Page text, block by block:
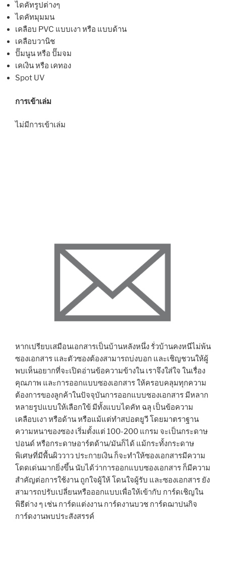
ไดคัทรูปต่างๆ
ไดคัทมุมมน
เคลือบ PVC แบบเงา หรือ แบบด้าน
เคลือบวานิช
ปั๊มนูน หรือ ปั๊มจม
เคเงิน หรือ เคทอง
Spot UV
การเข้าเล่ม
ไม่มีการเข้าเล่ม
หากเปรียบเสมือนเอกสารเป็นบ้านหลังหนึ่ง รั่วบ้านคงหนีไม่พ้น
ซองเอกสาร และตัวซองต้องสามารถบ่งบอก และเชิญชวนให้ผู้
พบเห็นอยากที่จะเปิดอ่านข้อความข้างใน เราจึงใส่ใจ ในเรื่อง
คุณภาพ และการออกแบบซองเอกสาร ให้ครอบคลุมทุกความ
ต้องการของลูกค้าในปัจจุบันการออกแบบซองเอกสาร มีหลาก
หลายรูปแบบให้เลือกใข้ มีทั้งแบบไดคัท ฉลุ เป็นข้อความ
เคลือบเงา หรือด้าน หรือแม้แต่ทำสปอตยูวี โดยมาตราฐาน
ความหนาของซอง เริ่มตั้งแต่ 100-200 แกรม จะเป็นกระดาษ
ปอนด์ หรือกระดาษอาร์ตด้าน/มันก็ได้ แม้กระทั้งกระดาษ
พิเศษที่มีพื้นผิววาว ประกายเงิน ก็จะทำให้ซองเอกสารมีความ
โดดเด่นมากยิ่งขึ้น นับได้ว่าการออกแบบซองเอกสาร ก็มีความ
สำคัญต่อการใช้งาน ถูกใจผู้ให้ โดนใจผู้รับ และซองเอกสาร ยัง
สามารถปรับเปลี่ยนหรือออกแบบเพื่อให้เข้ากับ การ์ดเชิญใน
พิธีต่าง ๆ เช่น การ์ดแต่งงาน การ์ดงานบวช การ์ดฌาปนกิจ
การ์ดงานพบประสังสรรค์